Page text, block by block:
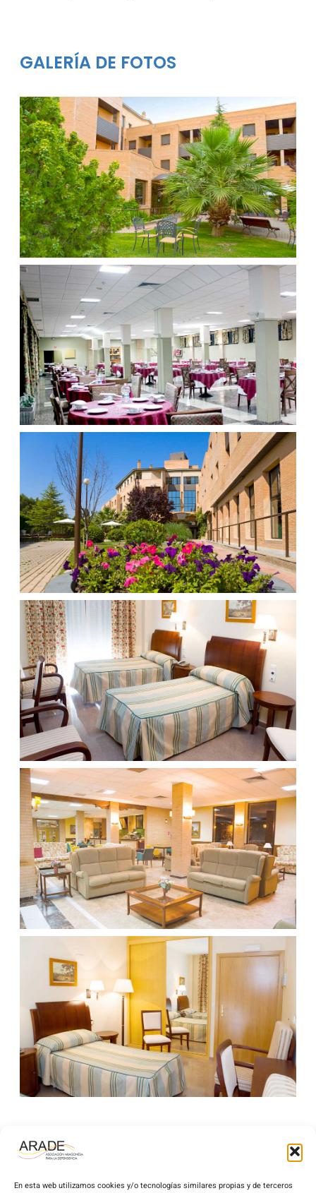
En esta web utilizamos cookies y/o tecnologías similares propias y de terceros
GALERÍA DE FOTOS